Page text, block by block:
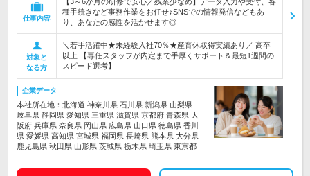
仕事内容
種手続きなど事務作業をお任せ♪SNSでの情報発信などもあ
り、あなたの感性を活かせます◎
対象と
なる方
＼若手活躍中★未経験入社70％★産育休取得実績あり／ 高卒
以上 【専任スタッフが内定まで手厚くサポート＆最短1週間の
スピード選考】
企業データ
本社所在地：北海道 神奈川県 石川県 新潟県 山梨県
岐阜県 静岡県 愛知県 三重県 滋賀県 京都府 青森県 大
阪府 兵庫県 奈良県 岡山県 広島県 山口県 徳島県 香川
県 愛媛県 高知県 宮城県 福岡県 長崎県 熊本県 大分県
鹿児島県 秋田県 山形県 茨城県 栃木県 埼玉県 東京都